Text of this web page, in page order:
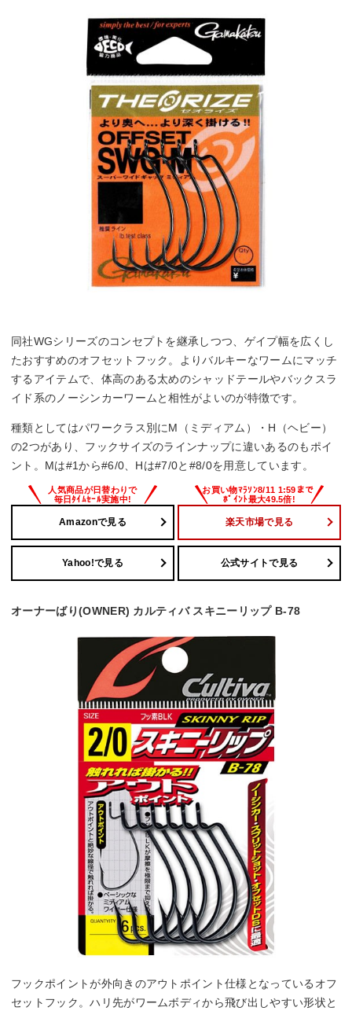
同社WGシリーズのコンセプトを継承しつつ、ゲイプ幅を広くし
たおすすめのオフセットフック。よりバルキーなワームにマッチ
するアイテムで、体高のある太めのシャッドテールやバックスラ
イド系のノーシンカーワームと相性がよいのが特徴です。
種類としてはパワークラス別にM（ミディアム）・H（ヘビー）
の2つがあり、フックサイズのラインナップに違いあるのもポイ
ント。Mは#1から#6/0、Hは#7/0と#8/0を用意しています。
Amazonで見る 楽天市場で見る
Yahoo!で見る 公式サイトで見る
オーナーばり(OWNER) カルティバ スキニーリップ B-78
フックポイントが外向きのアウトポイント仕様となっているオフ
セットフック。ハリ先がワームボディから飛び出しやすい形状と